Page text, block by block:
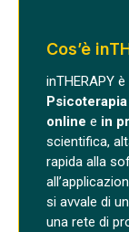
Cos’è
inTHERAPY
online e in
scientifica,
rapida alla
si avvale di un
una rete di